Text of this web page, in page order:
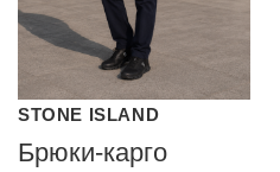
STONE ISLAND
Брюки-карго